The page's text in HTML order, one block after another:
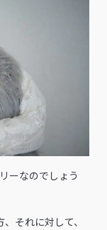
ーなのでしょう
それに対して、